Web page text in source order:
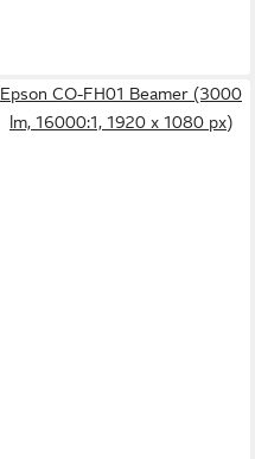
Epson CO-FH01 Beamer (3000
lm, 16000:1, 1920 x 1080 px)